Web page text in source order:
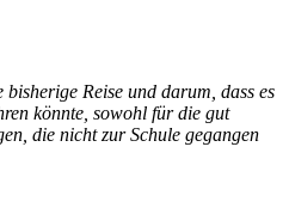
bisherige Reise und darum, dass es
könnte, sowohl für die gut
die nicht zur Schule gegangen